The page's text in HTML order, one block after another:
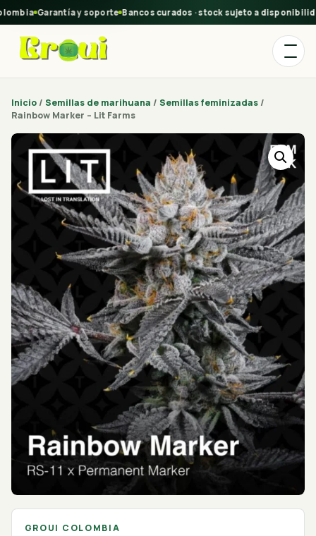
Garantía y soporte Bancos curados · stock sujeto a disponibilidad
Inicio / Semillas de marihuana / Semillas feminizadas /
Rainbow Marker – Lit Farms
GROUI COLOMBIA